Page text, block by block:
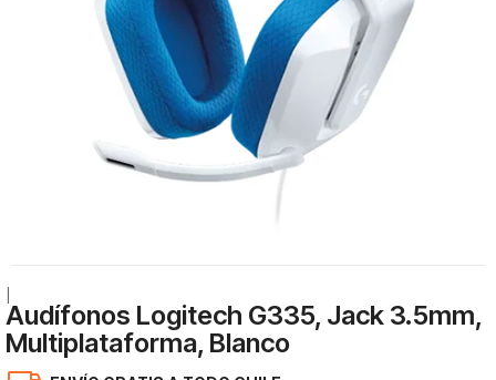
Audífonos Logitech G335, Jack 3.5mm,
Multiplataforma, Blanco